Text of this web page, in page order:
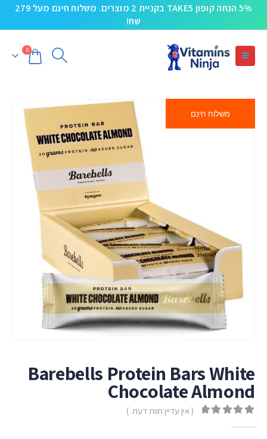
5% הנחה קופון TAKE5 בקניית 2 מוצרים. משלוח חינם מעל 279
שח!
0
משלוח חינם
Barebells Protein Bars White
Chocolate Almond
( אין עדיין חוות דעת. )